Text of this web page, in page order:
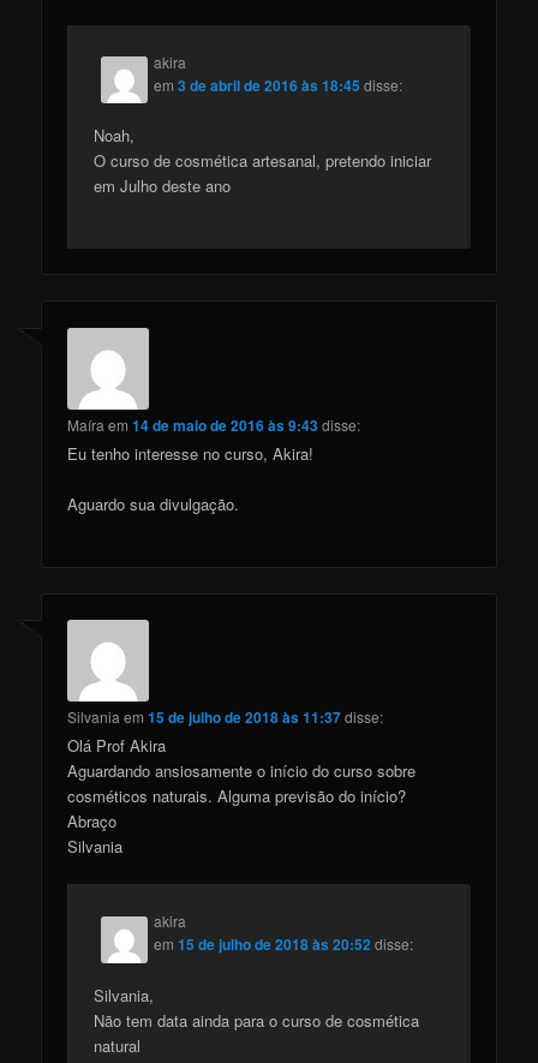
akira
em3 de abril de 2016 às 18:45 disse:
Noah,
O curso de cosmética artesanal, pretendo iniciar
em Julho deste ano
Maíra em14 de maio de 2016 às 9:43disse:
Eu tenho interesse no curso, Akira!
Aguardo sua divulgação.
Silvania em15 de julho de 2018 às 11:37disse:
Olá Prof Akira
Aguardando ansiosamente o início do curso sobre
cosméticos naturais. Alguma previsão do início?
Abraço
Silvania
akira
em15 de julho de 2018 às 20:52disse:
Silvania,
Não tem data ainda para o curso de cosmética
natural